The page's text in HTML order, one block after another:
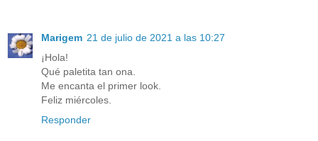
Marigem 21 de julio de 2021 a las 10:27
¡Hola!
Qué paletita tan ona.
Me encanta el primer look.
Feliz miércoles.
Responder